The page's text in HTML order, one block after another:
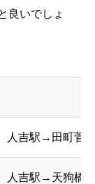
良いでしょ
人吉駅→田町菅
人吉駅→天狗橋